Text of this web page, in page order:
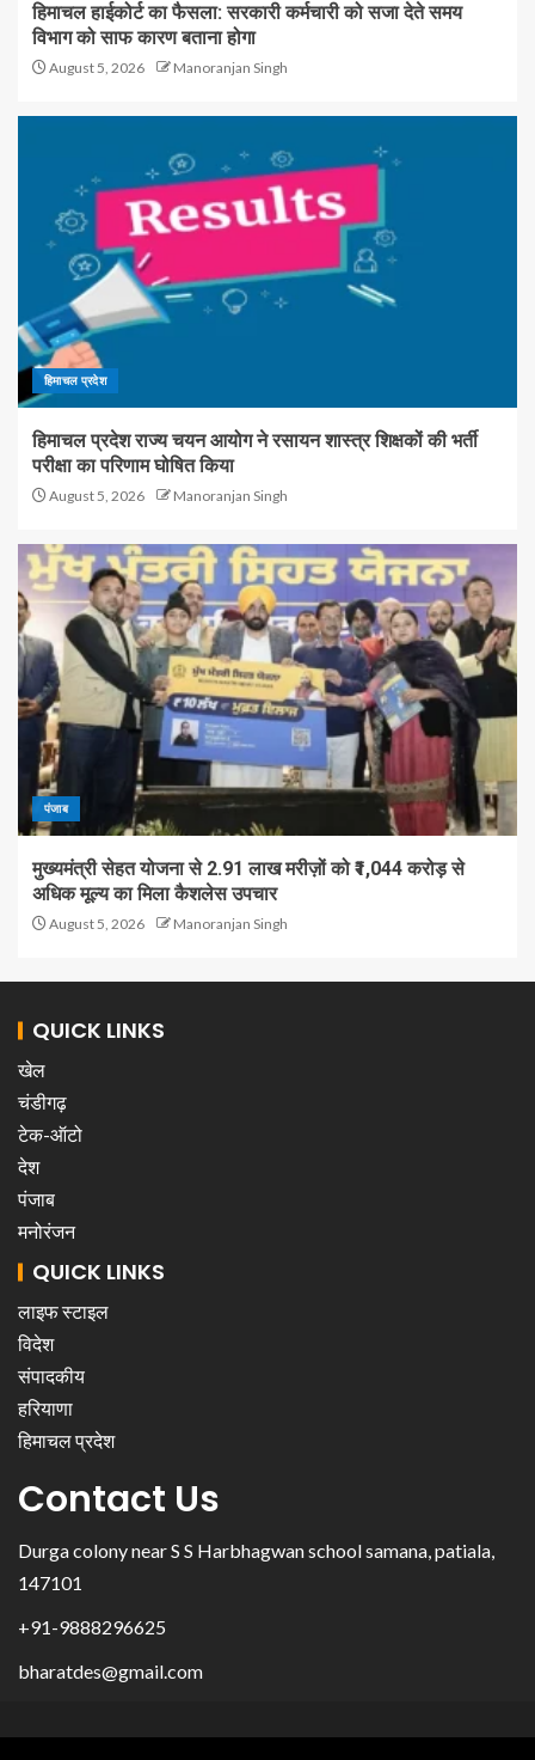
हिमाचल हाईकोर्ट का फैसला: सरकारी कर्मचारी को सजा देते समय
विभाग को साफ कारण बताना होगा
August 5, 2026 Manoranjan Singh
हिमाचल प्रदेश
हिमाचल प्रदेश राज्य चयन आयोग ने रसायन शास्त्र शिक्षकों की भर्ती
परीक्षा का परिणाम घोषित किया
August 5, 2026 Manoranjan Singh
पंजाब
मुख्यमंत्री सेहत योजना से 2.91 लाख मरीज़ों को ₹1,044 करोड़ से
अधिक मूल्य का मिला कैशलेस उपचार
August 5, 2026 Manoranjan Singh
QUICK LINKS
खेल
चंडीगढ़
टेक-ऑटो
देश
पंजाब
मनोरंजन
QUICK LINKS
लाइफ स्टाइल
विदेश
संपादकीय
हरियाणा
हिमाचल प्रदेश
Contact Us
Durga colony near S S Harbhagwan school samana, patiala,
147101
+91-9888296625
bharatdes@gmail.com